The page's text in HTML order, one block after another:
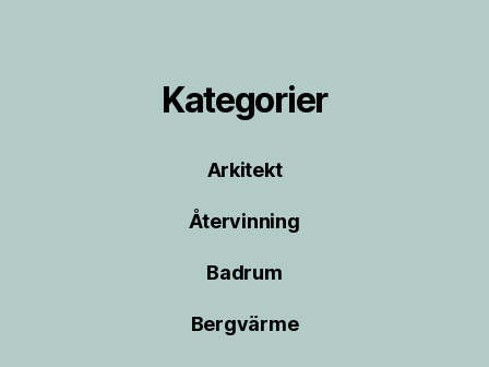
Kategorier
Arkitekt
Återvinning
Badrum
Bergvärme